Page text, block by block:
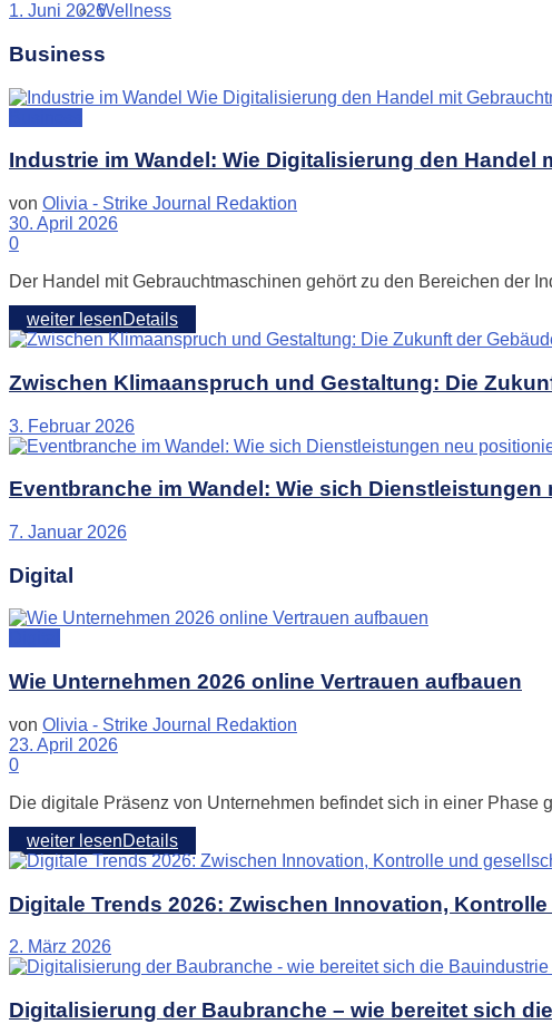
Wellness
1. Juni 2026
Business
Industrie im Wandel: Wie Digitalisierung den Handel
von Olivia - Strike Journal Redaktion
30. April 2026
0
Der Handel mit Gebrauchtmaschinen gehört zu den Bereichen der
weiter lesenDetails
Zwischen Klimaanspruch und Gestaltung: Die
3. Februar 2026
Eventbranche im Wandel: Wie sich Dienstleistungen
7. Januar 2026
Digital
Wie Unternehmen 2026 online Vertrauen aufbauen
von Olivia - Strike Journal Redaktion
23. April 2026
0
Die digitale Präsenz von Unternehmen befindet sich in einer
weiter lesenDetails
Digitale Trends 2026: Zwischen Innovation,
2. März 2026
Digitalisierung der Baubranche – wie bereitet sich